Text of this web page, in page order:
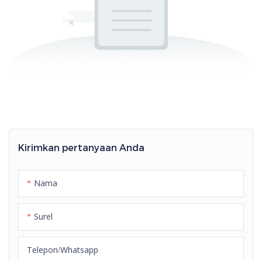
Kirimkan pertanyaan Anda
Nama
Surel
Telepon/whatsapp